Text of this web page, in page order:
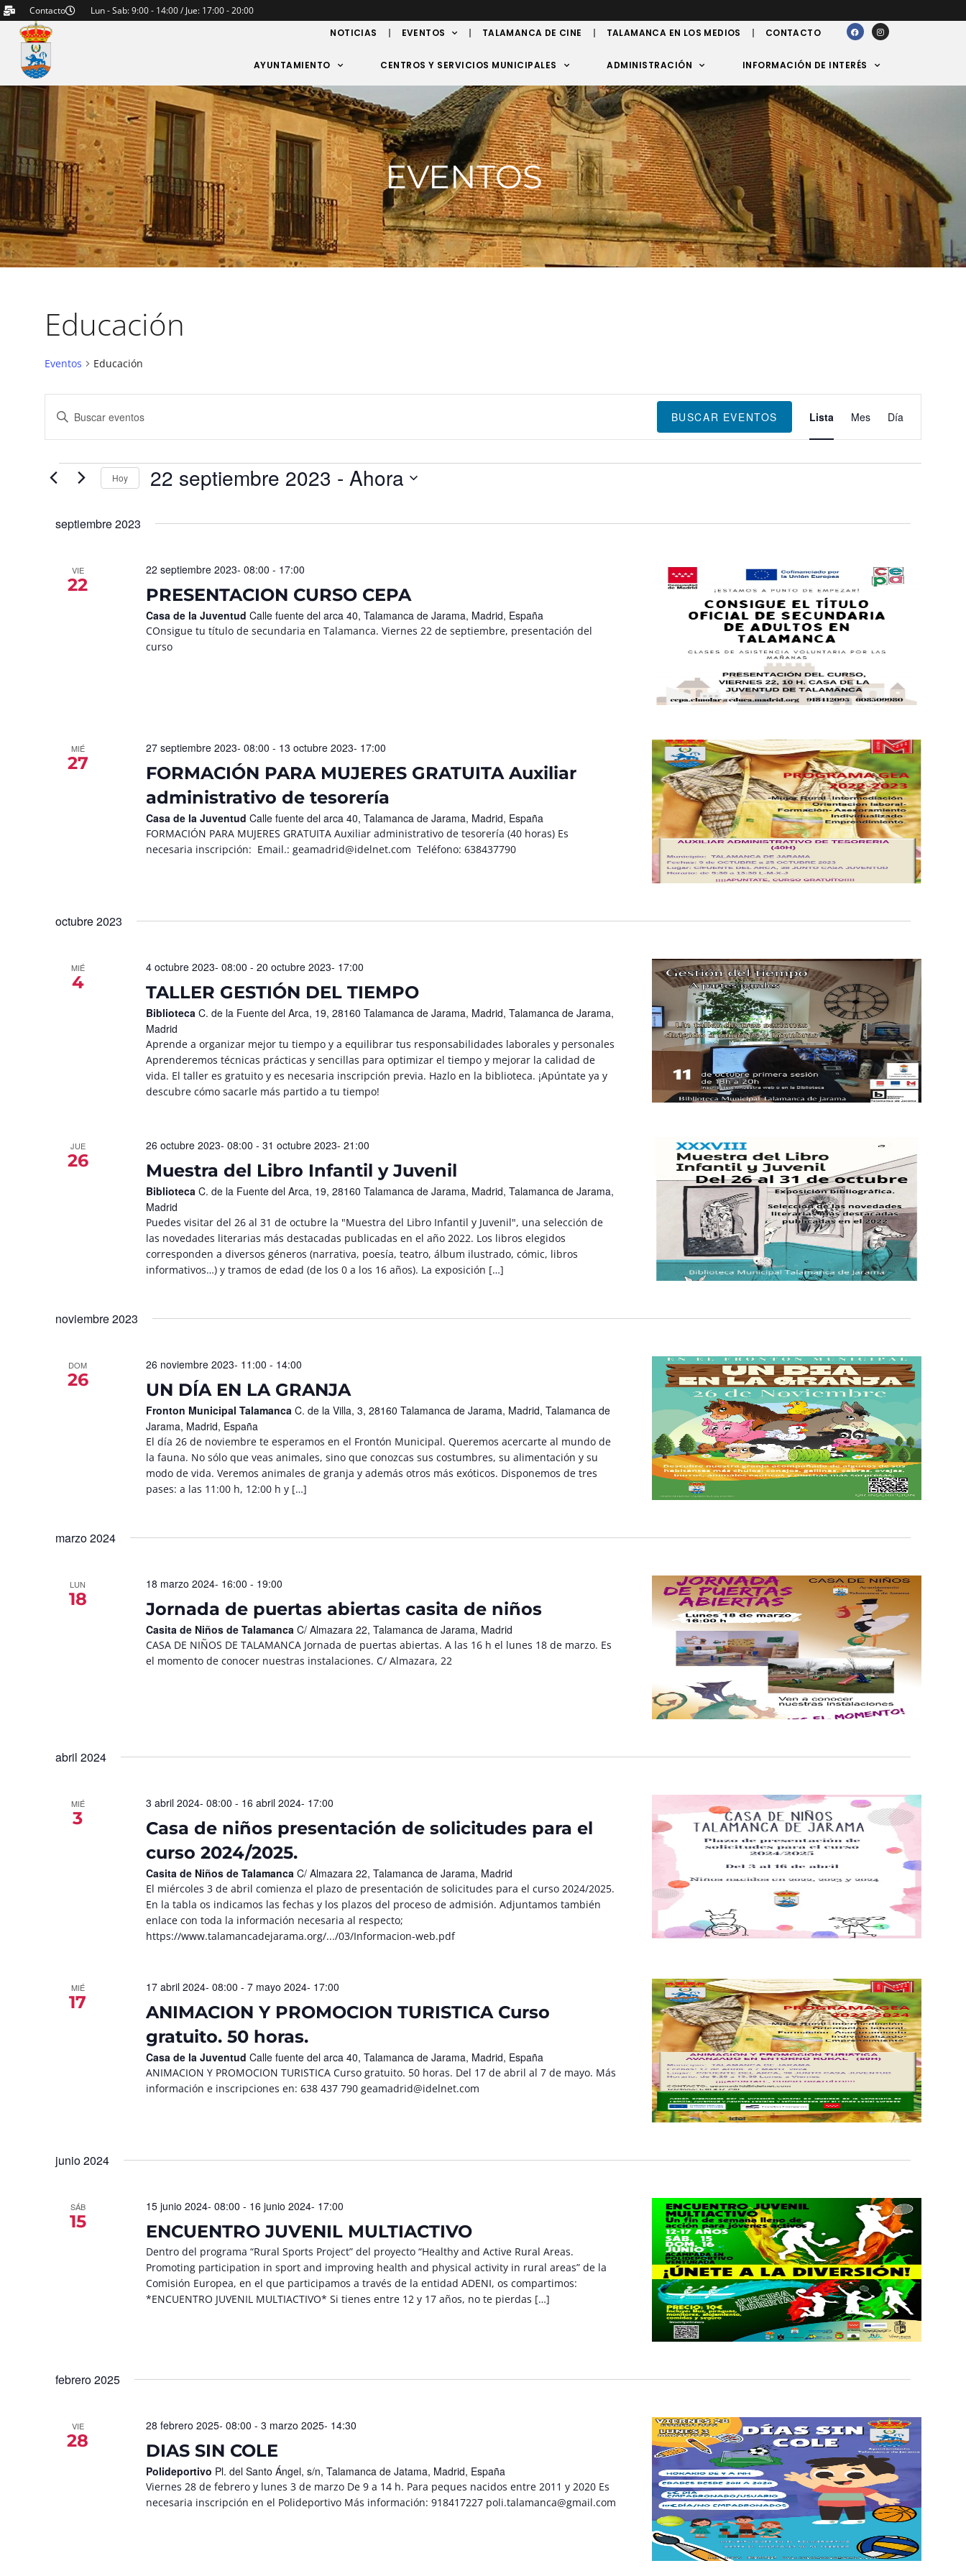
Contacto
Lun - Sab: 9:00 - 14:00 / Jue: 17:00 - 20:00
NOTICIAS
EVENTOS TALAMANCA DE CINE TALAMANCA EN LOS MEDIOS CONTACTO
AYUNTAMIENTO CENTROS Y SERVICIOS MUNICIPALES ADMINISTRACIÓN INFORMACIÓN DE INTERÉS
EVENTOS
Educación
Eventos Educación
de
búsqueda
vistas
Eventos
palabra
clave.
para
la
palabra
BUSCAR EVENTOS
de
Evento
Lista Mes Día
Hoy 22 septiembre 2023 - Ahora
septiembre 2023
VIE
22 PRESENTACION CURSO CEPA
22 septiembre 2023- 08:00 - 17:00
Casa de la Juventud Calle fuente del arca 40, Talamanca de Jarama, Madrid, España
COnsigue tu título de secundaria en Talamanca. Viernes 22 de septiembre, presentación del
curso
MIÉ
27
FORMACIÓN PARA MUJERES GRATUITA Auxiliar
administrativo de tesorería
27 septiembre 2023- 08:00 - 13 octubre 2023- 17:00
Casa de la Juventud Calle fuente del arca 40, Talamanca de Jarama, Madrid, España
FORMACIÓN PARA MUJERES GRATUITA Auxiliar administrativo de tesorería (40 horas) Es
necesaria inscripción: Email.: geamadrid@idelnet.com Teléfono: 638437790
octubre 2023
MIÉ
4 TALLER GESTIÓN DEL TIEMPO
4 octubre 2023- 08:00 - 20 octubre 2023- 17:00
Biblioteca C. de la Fuente del Arca, 19, 28160 Talamanca de Jarama, Madrid, Talamanca de Jarama,
Madrid
Aprende a organizar mejor tu tiempo y a equilibrar tus responsabilidades laborales y personales
Aprenderemos técnicas prácticas y sencillas para optimizar el tiempo y mejorar la calidad de
vida. El taller es gratuito y es necesaria inscripción previa. Hazlo en la biblioteca. ¡Apúntate ya y
descubre cómo sacarle más partido a tu tiempo!
JUE
26 Muestra del Libro Infantil y Juvenil
26 octubre 2023- 08:00 - 31 octubre 2023- 21:00
Biblioteca C. de la Fuente del Arca, 19, 28160 Talamanca de Jarama, Madrid, Talamanca de Jarama,
Madrid
Puedes visitar del 26 al 31 de octubre la "Muestra del Libro Infantil y Juvenil", una selección de
las novedades literarias más destacadas publicadas en el año 2022. Los libros elegidos
corresponden a diversos géneros (narrativa, poesía, teatro, álbum ilustrado, cómic, libros
informativos…) y tramos de edad (de los 0 a los 16 años). La exposición […]
noviembre 2023
DOM
26 UN DÍA EN LA GRANJA
26 noviembre 2023- 11:00 - 14:00
Fronton Municipal Talamanca C. de la Villa, 3, 28160 Talamanca de Jarama, Madrid, Talamanca de
Jarama, Madrid, España
El día 26 de noviembre te esperamos en el Frontón Municipal. Queremos acercarte al mundo de
la fauna. No sólo que veas animales, sino que conozcas sus costumbres, su alimentación y su
modo de vida. Veremos animales de granja y además otros más exóticos. Disponemos de tres
pases: a las 11:00 h, 12:00 h y […]
marzo 2024
LUN
18 Jornada de puertas abiertas casita de niños
18 marzo 2024- 16:00 - 19:00
Casita de Niños de Talamanca C/ Almazara 22, Talamanca de Jarama, Madrid
CASA DE NIÑOS DE TALAMANCA Jornada de puertas abiertas. A las 16 h el lunes 18 de marzo. Es
el momento de conocer nuestras instalaciones. C/ Almazara, 22
abril 2024
MIÉ
3
Casa de niños presentación de solicitudes para el
curso 2024/2025.
3 abril 2024- 08:00 - 16 abril 2024- 17:00
Casita de Niños de Talamanca C/ Almazara 22, Talamanca de Jarama, Madrid
El miércoles 3 de abril comienza el plazo de presentación de solicitudes para el curso 2024/2025.
En la tabla os indicamos las fechas y los plazos del proceso de admisión. Adjuntamos también
enlace con toda la información necesaria al respecto;
https://www.talamancadejarama.org/.../03/Informacion-web.pdf
MIÉ
17
ANIMACION Y PROMOCION TURISTICA Curso
gratuito. 50 horas.
17 abril 2024- 08:00 - 7 mayo 2024- 17:00
Casa de la Juventud Calle fuente del arca 40, Talamanca de Jarama, Madrid, España
ANIMACION Y PROMOCION TURISTICA Curso gratuito. 50 horas. Del 17 de abril al 7 de mayo. Más
información e inscripciones en: 638 437 790 geamadrid@idelnet.com
junio 2024
SÁB
15 ENCUENTRO JUVENIL MULTIACTIVO
15 junio 2024- 08:00 - 16 junio 2024- 17:00
Dentro del programa “Rural Sports Project” del proyecto “Healthy and Active Rural Areas.
Promoting participation in sport and improving health and physical activity in rural areas” de la
Comisión Europea, en el que participamos a través de la entidad ADENI, os compartimos:
*ENCUENTRO JUVENIL MULTIACTIVO* Si tienes entre 12 y 17 años, no te pierdas […]
febrero 2025
VIE
28 DIAS SIN COLE
28 febrero 2025- 08:00 - 3 marzo 2025- 14:30
Polideportivo Pl. del Santo Ángel, s/n, Talamanca de Jatama, Madrid, España
Viernes 28 de febrero y lunes 3 de marzo De 9 a 14 h. Para peques nacidos entre 2011 y 2020 Es
necesaria inscripción en el Polideportivo Más información: 918417227 poli.talamanca@gmail.com